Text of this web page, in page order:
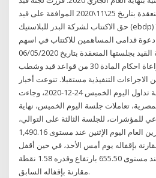
الاوراق المالية بجلستها المنعقدة بتاريخ 25\11\2020 الموافقة على قيد
حق الاكتتاب لشركة البدر للبلاستيك (ebdp) لعدد 15,300,000 حق منفصلا
قدامى المساهمين للاكتتاب في اسهم
زيادة راس المال قررت لجنة القيد بجلستها المنعقدة بتاريخ 06/05/2020
التنبيه على الشركة بمراعاة احكام المادة 30 من قواعد قيد وشطب
المالية و المادة 42 من الاجراءات التنفيذية مستقبلا. تنوعت أخبار
البورصة المصرية خلال جلسة تداول اليوم الخميس 24-12-2020، وجاءت
تعاملات جلسة اليوم الخميس، نهاية
للمؤشرات، للجلسة الثالثة على التوالي،
مدفوعة أقفل مؤشر البحرين العام اليوم الإثنين عند مستوى 1,490.16
4.13 نقطة مقارنة بإقفاله يوم أمس الأحد، في حين أقفل
مؤشر البحرين الإسلامي عند مستوى 655.50 بارتفاع وقدره 1.58 نقطة
مقارنة بإقفاله السابق.